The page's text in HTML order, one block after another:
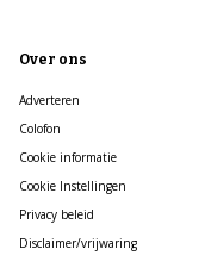
Over ons
Adverteren
Colofon
Cookie informatie
Cookie Instellingen
Privacy beleid
Disclaimer/vrijwaring